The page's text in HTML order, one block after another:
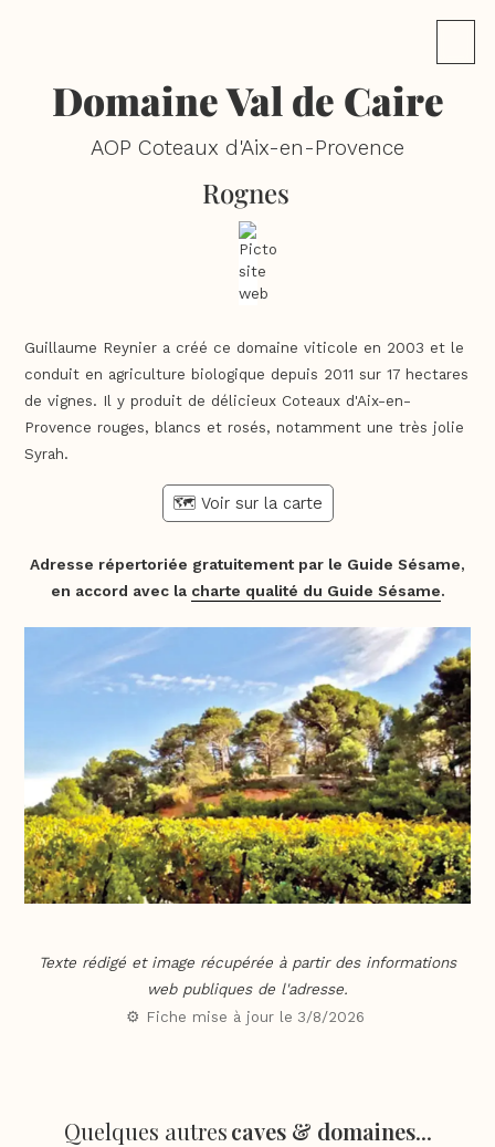
Domaine Val de Caire
AOP Coteaux d'Aix-en-Provence
Rognes
Guillaume Reynier a créé ce domaine viticole en 2003 et le
conduit en agriculture biologique depuis 2011 sur 17 hectares
de vignes. Il y produit de délicieux Coteaux d'Aix-en-
Provence rouges, blancs et rosés, notamment une très jolie
Syrah.
🗺️ Voir sur la carte
Adresse répertoriée gratuitement par le Guide Sésame,
en accord avec la charte qualité du Guide Sésame.
Texte rédigé et image récupérée à partir des informations
web publiques de l'adresse.
⚙️ Fiche mise à jour le 3/8/2026
Quelques autrescaves & domaines...